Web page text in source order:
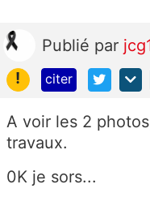
Publié par
!
citer
A voir les 2
travaux.
0K je sors...